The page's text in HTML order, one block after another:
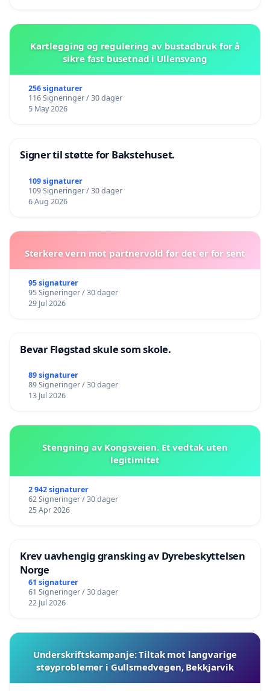
Kartlegging og regulering av bustadbruk for å
sikre fast busetnad i Ullensvang
256 signaturer
116 Signeringer / 30 dager
5 May 2026
Signer til støtte for Bakstehuset.
109 signaturer
109 Signeringer / 30 dager
6 Aug 2026
Sterkere vern mot partnervold før det er for sent
95 signaturer
95 Signeringer / 30 dager
29 Jul 2026
Bevar Fløgstad skule som skole.
89 signaturer
89 Signeringer / 30 dager
13 Jul 2026
Stengning av Kongsveien. Et vedtak uten
legitimitet
2 942 signaturer
62 Signeringer / 30 dager
25 Apr 2026
Krev uavhengig gransking av Dyrebeskyttelsen
Norge
61 signaturer
61 Signeringer / 30 dager
22 Jul 2026
Underskriftskampanje: Tiltak mot langvarige
støyproblemer i Gullsmedvegen, Bekkjarvik